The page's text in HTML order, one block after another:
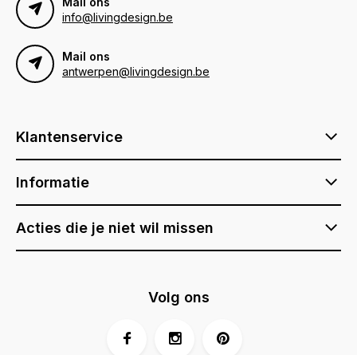
info@livingdesign.be
Mail ons
antwerpen@livingdesign.be
Klantenservice
Informatie
Acties die je niet wil missen
Volg ons